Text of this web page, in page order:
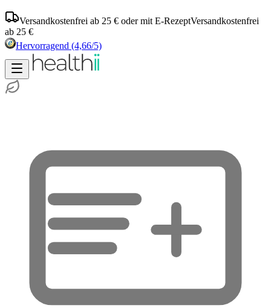
Versandkostenfrei ab 25 € oder mit E-RezeptVersandkostenfrei
ab 25 €
Hervorragend (4,66/5)